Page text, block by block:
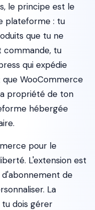
le principe est le
plateforme : tu
que tu ne
commande, tu
qui expédie
WooCommerce
propriété de ton
hébergée
pour le
L'extension est
d'abonnement de
La
dois gérer